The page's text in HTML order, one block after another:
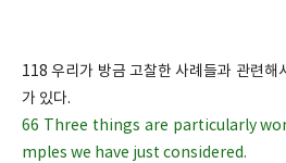
118 우리가 방금 고찰한 사례들과 관련해
가 있다.
66 Three things are particularly
mples we have just considered.